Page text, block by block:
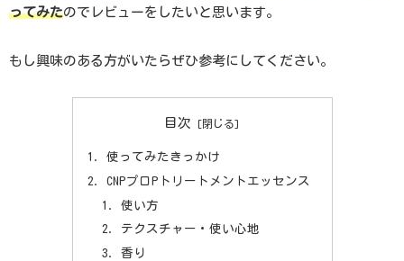
ってみたのでレビューをしたいと思います。
もし興味のある方がいたらぜひ参考にしてください。
目次
使ってみたきっかけ
CNPプロPトリートメントエッセンス
使い方
テクスチャー・使い心地
香り